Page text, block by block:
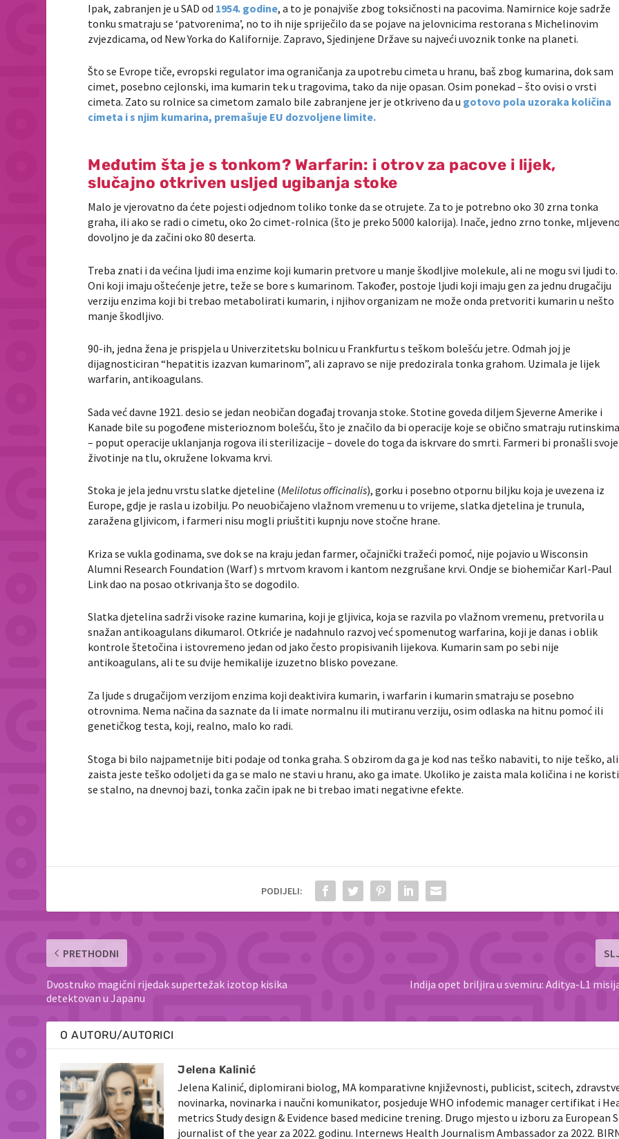
Ipak, zabranjen je u SAD od 1954. godine, a to je ponajviše zbog toksičnosti na pacovima. Namirnice koje sadrže
tonku smatraju se ‘patvorenima’, no to ih nije spriječilo da se pojave na jelovnicima restorana s Michelinovim
zvjezdicama, od New Yorka do Kalifornije. Zapravo, Sjedinjene Države su najveći uvoznik tonke na planeti.
Što se Evrope tiče, evropski regulator ima ograničanja za upotrebu cimeta u hranu, baš zbog kumarina, dok sam
cimet, posebno cejlonski, ima kumarin tek u tragovima, tako da nije opasan. Osim ponekad – što ovisi o vrsti
cimeta. Zato su rolnice sa cimetom zamalo bile zabranjene jer je otkriveno da u gotovo pola uzoraka količina
cimeta i s njim kumarina, premašuje EU dozvoljene limite.
Međutim šta je s tonkom? Warfarin: i otrov za pacove i lijek,
slučajno otkriven usljed ugibanja stoke
Malo je vjerovatno da ćete pojesti odjednom toliko tonke da se otrujete. Za to je potrebno oko 30 zrna tonka
graha, ili ako se radi o cimetu, oko 2o cimet-rolnica (što je preko 5000 kalorija). Inače, jedno zrno tonke,
dovoljno je da začini oko 80 deserta.
Treba znati i da većina ljudi ima enzime koji kumarin pretvore u manje škodljive molekule, ali ne mogu svi ljudi to.
Oni koji imaju oštećenje jetre, teže se bore s kumarinom. Također, postoje ljudi koji imaju gen za jednu drugačiju
verziju enzima koji bi trebao metabolirati kumarin, i njihov organizam ne može onda pretvoriti kumarin u nešto
manje škodljivo.
90-ih, jedna žena je prispjela u Univerzitetsku bolnicu u Frankfurtu s teškom bolešću jetre. Odmah joj je
dijagnosticiran “hepatitis izazvan kumarinom”, ali zapravo se nije predozirala tonka grahom. Uzimala je lijek
warfarin, antikoagulans.
Sada već davne 1921. desio se jedan neobičan događaj trovanja stoke. Stotine goveda diljem Sjeverne Amerike i
Kanade bile su pogođene misterioznom bolešću, što je značilo da bi operacije koje se obično smatraju
– poput operacije uklanjanja rogova ili sterilizacije – dovele do toga da iskrvare do smrti. Farmeri bi pronašli svoje
životinje na tlu, okružene lokvama krvi.
Stoka je jela jednu vrstu slatke djeteline (Melilotus officinalis), gorku i posebno otpornu biljku koja je uvezena iz
Europe, gdje je rasla u izobilju. Po neuobičajeno vlažnom vremenu u to vrijeme, slatka djetelina je trunula,
zaražena gljivicom, i farmeri nisu mogli priuštiti kupnju nove stočne hrane.
Kriza se vukla godinama, sve dok se na kraju jedan farmer, očajnički tražeći pomoć, nije pojavio u Wisconsin
Alumni Research Foundation (Warf) s mrtvom kravom i kantom nezgrušane krvi. Ondje se biohemičar Karl-Paul
Link dao na posao otkrivanja što se dogodilo.
Slatka djetelina sadrži visoke razine kumarina, koji je gljivica, koja se razvila po vlažnom vremenu, pretvorila u
snažan antikoagulans dikumarol. Otkriće je nadahnulo razvoj već spomenutog warfarina, koji je danas i oblik
kontrole štetočina i istovremeno jedan od jako često propisivanih lijekova. Kumarin sam po sebi nije
antikoagulans, ali te su dvije hemikalije izuzetno blisko povezane.
Za ljude s drugačijom verzijom enzima koji deaktivira kumarin, i warfarin i kumarin smatraju se posebno
otrovnima. Nema načina da saznate da li imate normalnu ili mutiranu verziju, osim odlaska na hitnu pomoć ili
genetičkog testa, koji, realno, malo ko radi.
Stoga bi bilo najpametnije biti podaje od tonka graha. S obzirom da ga je kod nas teško nabaviti, to nije teško, ali
zaista jeste teško odoljeti da ga se malo ne stavi u hranu, ako ga imate. Ukoliko je zaista mala količina i ne koristi
se stalno, na dnevnoj bazi, tonka začin ipak ne bi trebao imati negativne efekte.
PODIJELI:
PRETHODNI
Dvostruko magični rijedak supertežak izotop kisika
detektovan u Japanu
Indija opet briljira u svemiru: Aditya-L1
O AUTORU/AUTORICI
Jelena Kalinić
Jelena Kalinić, diplomirani biolog, MA komparativne književnosti, publicist, scitech,
novinarka, novinarka i naučni komunikator, posjeduje WHO infodemic manager certifikat i
metrics Study design & Evidence based medicine trening. Drugo mjesto u izboru za European
journalist of the year za 2022. godinu. Internews Health Journalism Ambassador za 2022.